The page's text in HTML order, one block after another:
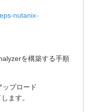
nutanix-
を構築する手順
プロード
ます。